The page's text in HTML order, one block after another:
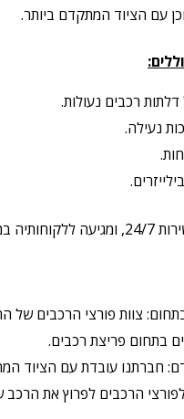
עם הציוד המתקדם ביותר.
רכבים נעולות.
נעילה.
האפשרית.
בתחום: צוות פורצי הרכבים של
בתחום פריצת רכבים.
חברתנו עובדת עם הציוד
הרכבים לפרוץ את הרכב